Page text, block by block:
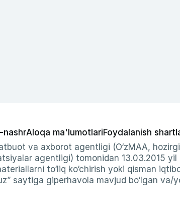
nashrAloqa ma'lumotlariFoydalanish
va axborot agentligi (O‘zMAA,
agentligi) tomonidan 13.03.2015
to‘liq ko‘chirish yoki qisman
saytiga giperhavola mavjud bo‘lgan